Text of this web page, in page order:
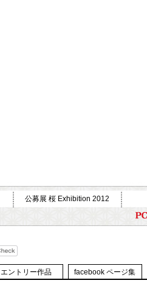
公募展 桜 Exhibition 2012
エントリー作品 facebook ページ集